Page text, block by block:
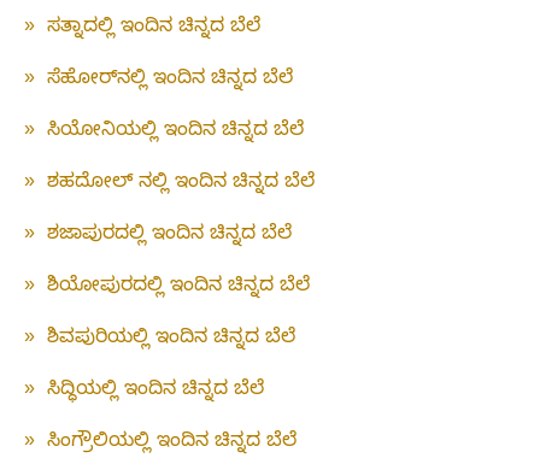
» ಸತ್ನಾದಲ್ಲಿ ಇಂದಿನ ಚಿನ್ನದ ಬೆಲೆ
» ಸೆಹೋರ್‌ನಲ್ಲಿ ಇಂದಿನ ಚಿನ್ನದ ಬೆಲೆ
» ಸಿಯೋನಿಯಲ್ಲಿ ಇಂದಿನ ಚಿನ್ನದ ಬೆಲೆ
» ಶಹದೋಲ್ ನಲ್ಲಿ ಇಂದಿನ ಚಿನ್ನದ ಬೆಲೆ
» ಶಜಾಪುರದಲ್ಲಿ ಇಂದಿನ ಚಿನ್ನದ ಬೆಲೆ
» ಶಿಯೋಪುರದಲ್ಲಿ ಇಂದಿನ ಚಿನ್ನದ ಬೆಲೆ
» ಶಿವಪುರಿಯಲ್ಲಿ ಇಂದಿನ ಚಿನ್ನದ ಬೆಲೆ
» ಸಿದ್ಧಿಯಲ್ಲಿ ಇಂದಿನ ಚಿನ್ನದ ಬೆಲೆ
» ಸಿಂಗ್ರೌಲಿಯಲ್ಲಿ ಇಂದಿನ ಚಿನ್ನದ ಬೆಲೆ